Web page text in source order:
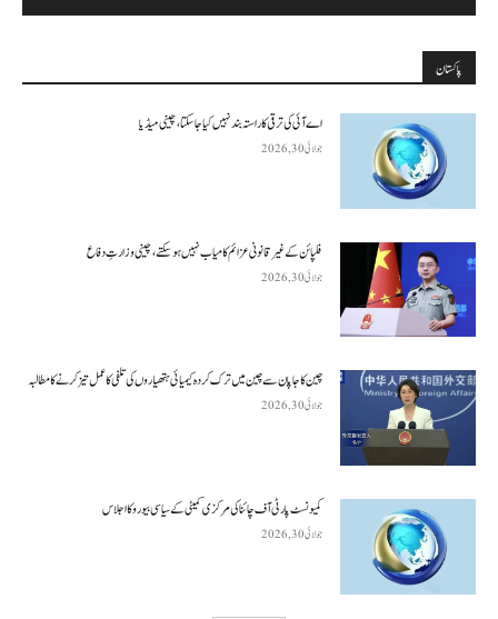
پاکستان
اے آئی کی ترقی کا راستہ بند نہیں کیا جا سکتا، چینی میڈیا
جولائی 30, 2026
فلپائن کے غیر قانونی عزائم کامیاب نہیں ہو سکتے ، چینی وزارتِ دفاع
جولائی 30, 2026
چین کا جاپان سے چین میں ترک کردہ کیمیائی ہتھیاروں کی تلفی کا عمل تیز کرنے کا مطالبہ
جولائی 30, 2026
کمیونسٹ پارٹی آف چائنا کی مرکزی کمیٹی کے سیاسی بیورو کا اجلاس
جولائی 30, 2026